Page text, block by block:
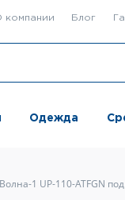
компании Блог
Одежда
1 UP-110-ATFGN